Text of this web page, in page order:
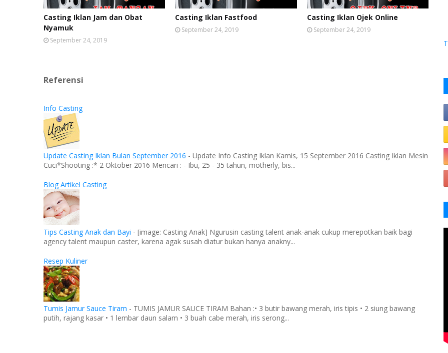
Casting Iklan Jam dan Obat
Nyamuk
September 24, 2019
Casting Iklan Fastfood
September 24, 2019
Casting Iklan Ojek Online
September 24, 2019
Referensi
Info Casting
Update Casting Iklan Bulan September 2016 - Update Info Casting Iklan Kamis, 15 September 2016 Casting Iklan Mesin
Cuci*Shooting :* 2 Oktober 2016 Mencari : - Ibu, 25 - 35 tahun, motherly, bis...
Blog Artikel Casting
Tips Casting Anak dan Bayi - [image: Casting Anak] Ngurusin casting talent anak-anak cukup merepotkan baik bagi
agency talent maupun caster, karena agak susah diatur bukan hanya anakny...
Resep Kuliner
Tumis Jamur Sauce Tiram - TUMIS JAMUR SAUCE TIRAM Bahan :• 3 butir bawang merah, iris tipis • 2 siung bawang
putih, rajang kasar • 1 lembar daun salam • 3 buah cabe merah, iris serong...